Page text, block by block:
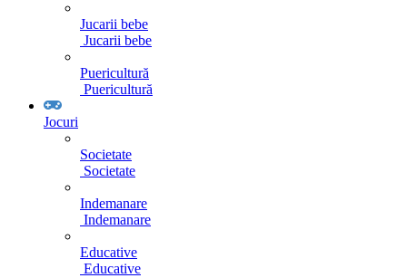
Jucarii bebe
Jucarii bebe
Puericultură
Puericultură
Jocuri
Societate
Societate
Indemanare
Indemanare
Educative
Educative